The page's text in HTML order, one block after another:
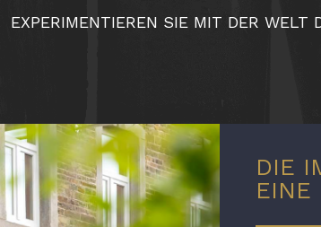
EXPERIMENTIEREN SIE MIT DER WELT
DIE
EINE